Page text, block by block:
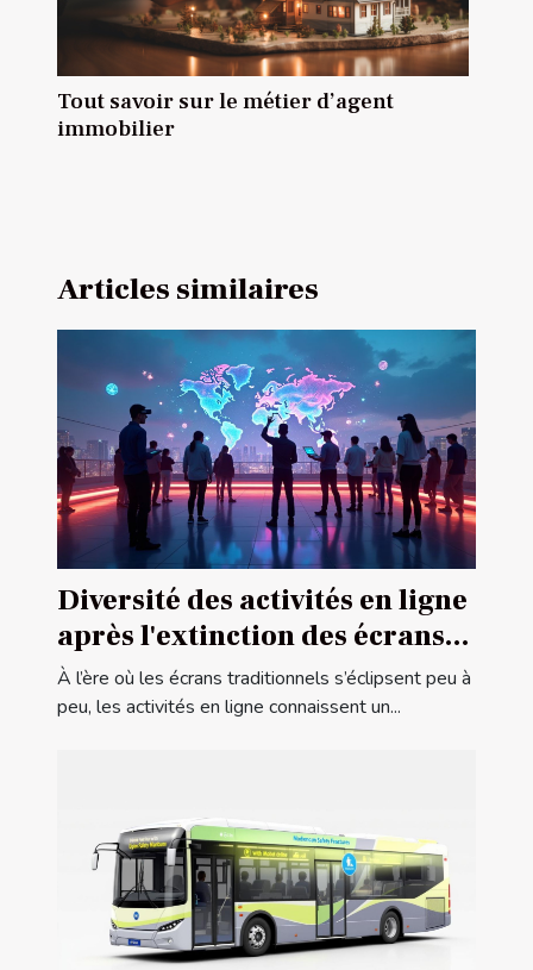
Tout savoir sur le métier d’agent
immobilier
Articles similaires
Diversité des activités en ligne
après l'extinction des écrans
traditionnels
À l’ère où les écrans traditionnels s’éclipsent peu à
peu, les activités en ligne connaissent un...